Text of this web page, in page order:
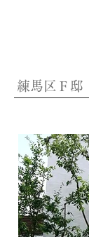
練馬区Ｆ邸